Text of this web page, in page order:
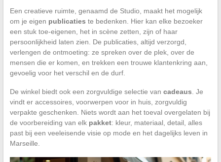
Een creatieve ruimte, genaamd de Studio, maakt het mogelijk
om je eigen publicaties te bedenken. Hier kan elke bezoeker
een stuk toe-eigenen, het in scène zetten, zijn of haar
persoonlijkheid laten zien. De publicaties, altijd verzorgd,
verlengen de ontmoeting: ze spreken over de plek, over de
mensen die er komen, en trekken een trouwe klantenkring aan,
gevoelig voor het verschil en de durf.
De winkel biedt ook een zorgvuldige selectie van cadeaus . Je
vindt er accessoires, voorwerpen voor in huis, zorgvuldig
verpakte geschenken. Niets wordt aan het toeval overgelaten bij
de voorbereiding van elk pakket: kleur, materiaal, detail, alles
past bij een veeleisende visie op mode en het dagelijks leven in
Marseille.